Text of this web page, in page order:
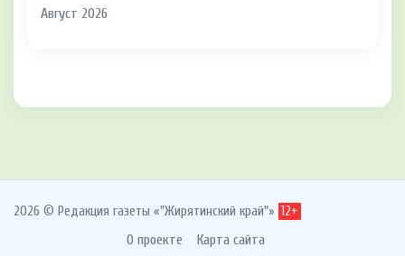
Август 2026
2026 © Редакция газеты «"Жирятинский край"» 12+
О проекте Карта сайта